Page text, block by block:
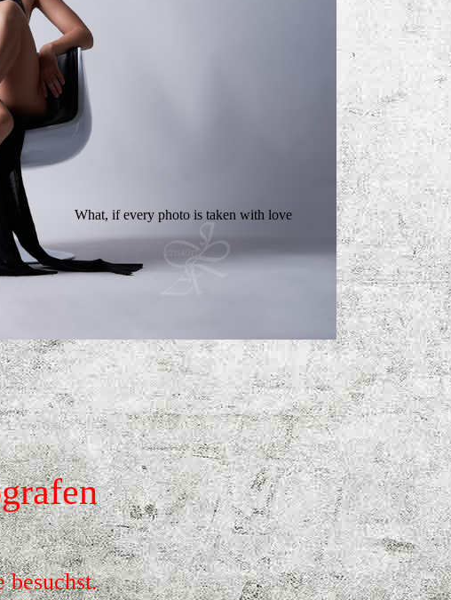
What, if every photo is taken with love
besuchst.